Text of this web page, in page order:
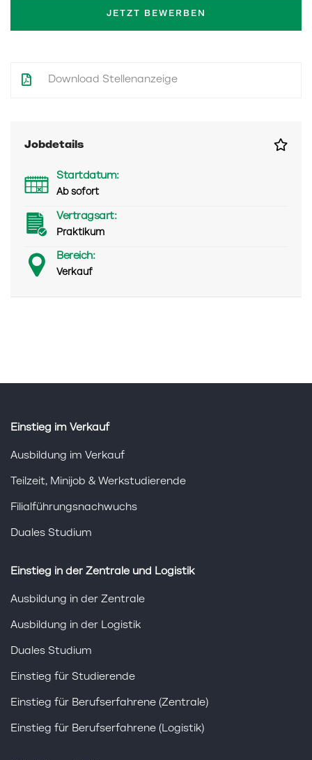
JETZT BEWERBEN
Download Stellenanzeige
Jobdetails
Startdatum:
Ab sofort
Vertragsart:
Praktikum
Bereich:
Verkauf
Einstieg im Verkauf
Ausbildung im Verkauf
Teilzeit, Minijob & Werkstudierende
Filialführungsnachwuchs
Duales Studium
Einstieg in der Zentrale und Logistik
Ausbildung in der Zentrale
Ausbildung in der Logistik
Duales Studium
Einstieg für Studierende
Einstieg für Berufserfahrene (Zentrale)
Einstieg für Berufserfahrene (Logistik)